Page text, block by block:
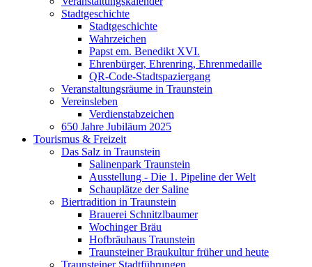
Stadtgeschichte
Stadtgeschichte
Wahrzeichen
Papst em. Benedikt XVI.
Ehrenbürger, Ehrenring, Ehrenmedaille
QR-Code-Stadtspaziergang
Veranstaltungsräume in Traunstein
Vereinsleben
Verdienstabzeichen
650 Jahre Jubiläum 2025
Tourismus & Freizeit
Das Salz in Traunstein
Salinenpark Traunstein
Ausstellung - Die 1. Pipeline der Welt
Schauplätze der Saline
Biertradition in Traunstein
Brauerei Schnitzlbaumer
Wochinger Bräu
Hofbräuhaus Traunstein
Traunsteiner Braukultur früher und heute
Traunsteiner Stadtführungen